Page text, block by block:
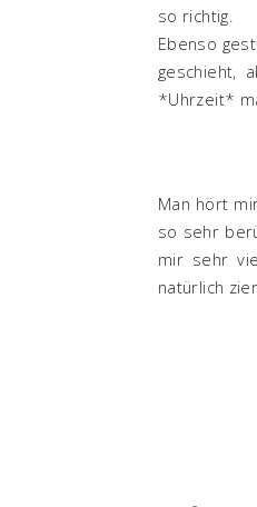
so richtig.
Ebenso
geschieht,
*Uhrzeit*
Man hört
so sehr
mir sehr
natürlich